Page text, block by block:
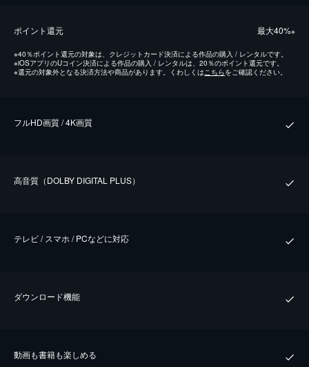
ポイント還元 最⼤40%※
※40％ポイント還元の対象は、クレジットカード決済による作品の購入 / レンタルです。
※iOSアプリのUコイン決済による作品の購入 / レンタルは、20％のポイント還元です。
※還元の対象外となる決済方法や商品があります。くわしくはこちらをご確認ください。
フルHD画質 / 4K画質
⾼⾳質（DOLBY DIGITAL PLUS）
テレビ / スマホ / PCなどに対応
ダウンロード機能
動画も書籍も楽しめる